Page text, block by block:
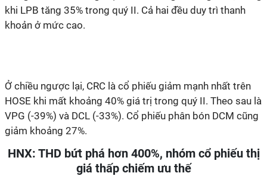
khi LPB tăng 35% trong quý II. Cả hai đều duy trì thanh
khoản ở mức cao.
Ở chiều ngược lại, CRC là cổ phiếu giảm mạnh nhất trên
HOSE khi mất khoảng 40% giá trị trong quý II. Theo sau là
VPG (-39%) và DCL (-33%). Cổ phiếu phân bón DCM cũng
giảm khoảng 27%.
HNX: THD bứt phá hơn 400%, nhóm cổ phiếu thị
giá thấp chiếm ưu thế